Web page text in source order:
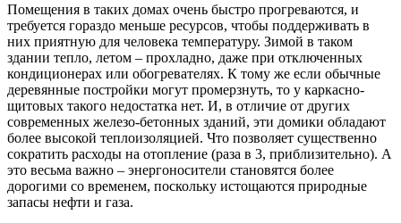
Помещения в таких домах очень быстро прогреваются, и
требуется гораздо меньше ресурсов, чтобы поддерживать в
них приятную для человека температуру. Зимой в таком
здании тепло, летом – прохладно, даже при отключенных
кондиционерах или обогревателях. К тому же если обычные
деревянные постройки могут промерзнуть, то у каркасно-
щитовых такого недостатка нет. И, в отличие от других
современных железо-бетонных зданий, эти домики обладают
более высокой теплоизоляцией. Что позволяет существенно
сократить расходы на отопление (раза в 3, приблизительно). А
это весьма важно – энергоносители становятся более
дорогими со временем, поскольку истощаются природные
запасы нефти и газа.